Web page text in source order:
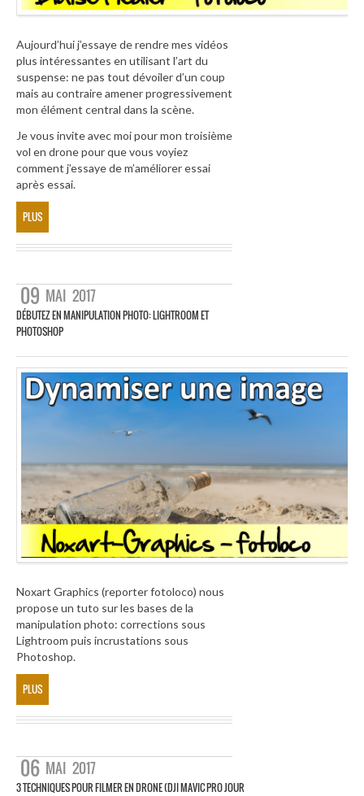
Aujourd’hui j’essaye de rendre mes vidéos
plus intéressantes en utilisant l’art du
suspense: ne pas tout dévoiler d’un coup
mais au contraire amener progressivement
mon élément central dans la scène.
Je vous invite avec moi pour mon troisième
vol en drone pour que vous voyiez
comment j’essaye de m’améliorer essai
après essai.
PLUS
09 MAI 2017
DÉBUTEZ EN MANIPULATION PHOTO: LIGHTROOM ET
PHOTOSHOP
Noxart Graphics (reporter fotoloco) nous
propose un tuto sur les bases de la
manipulation photo: corrections sous
Lightroom puis incrustations sous
Photoshop.
PLUS
06 MAI 2017
3 TECHNIQUES POUR FILMER EN DRONE (DJI MAVIC PRO JOUR